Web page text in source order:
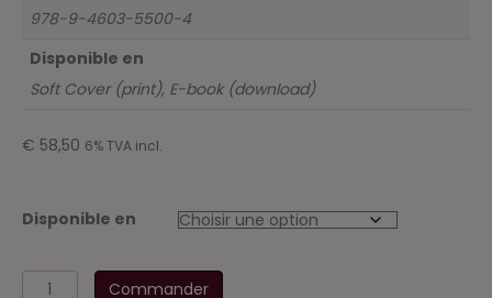
978-9-4603-5500-4
Disponible en
Soft Cover (print), E-book (download)
€ 58,50 6% TVA incl.
Disponible en
quantité
Commander